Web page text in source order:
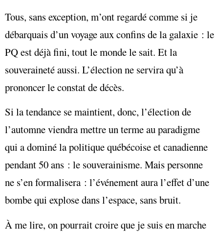
Tous, sans exception, m’ont regardé comme si je
débarquais d’un voyage aux confins de la galaxie : le
PQ est déjà fini, tout le monde le sait. Et la
souveraineté aussi. L’élection ne servira qu’à
prononcer le constat de décès.
Si la tendance se maintient, donc, l’élection de
l’automne viendra mettre un terme au paradigme
qui a dominé la politique québécoise et canadienne
pendant 50 ans : le souverainisme. Mais personne
ne s’en formalisera : l’événement aura l’effet d’une
bombe qui explose dans l’espace, sans bruit.
À me lire, on pourrait croire que je suis en marche